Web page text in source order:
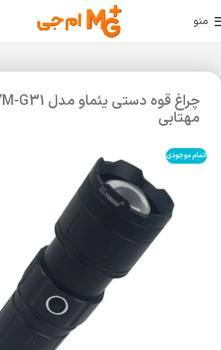
منو
مهتابی
اتمام موجودی